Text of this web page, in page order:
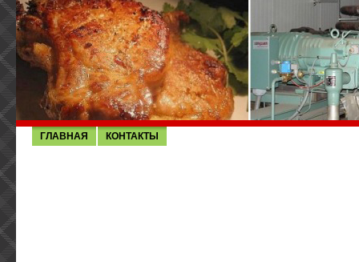
ГЛАВНАЯ КОНТАКТЫ